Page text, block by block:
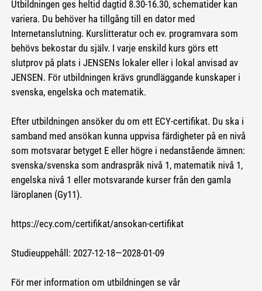
Utbildningen ges heltid dagtid 8.30-16.30, schematider kan
variera. Du behöver ha tillgång till en dator med
Internetanslutning. Kurslitteratur och ev. programvara som
behövs bekostar du själv. I varje enskild kurs görs ett
slutprov på plats i JENSENs lokaler eller i lokal anvisad av
JENSEN. För utbildningen krävs grundläggande kunskaper i
svenska, engelska och matematik.
Efter utbildningen ansöker du om ett ECY-certifikat. Du ska i
samband med ansökan kunna uppvisa färdigheter på en nivå
som motsvarar betyget E eller högre i nedanstående ämnen:
svenska/svenska som andraspråk nivå 1, matematik nivå 1,
engelska nivå 1 eller motsvarande kurser från den gamla
läroplanen (Gy11).
https://ecy.com/certifikat/ansokan-certifikat
Studieuppehåll: 2027-12-18—2028-01-09
För mer information om utbildningen se vår